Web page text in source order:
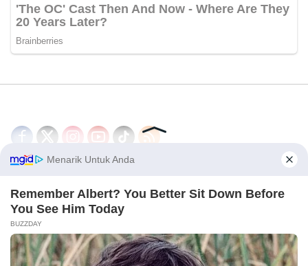
PEDOMAN MEDIA SIBER
© 2026 - CakrawalaNews.co